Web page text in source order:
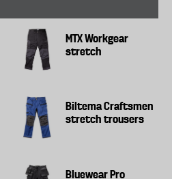
MTX Workgear
stretch
Biltema Craftsmen
stretch trousers
Bluewear Pro